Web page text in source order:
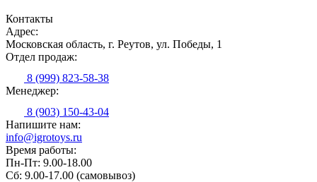
Контакты
Адрес:
Московская область, г. Реутов, ул. Победы, 1
Отдел продаж:
8 (999) 823-58-38
Менеджер:
8 (903) 150-43-04
Напишите нам:
info@igrotoys.ru
Время работы:
Пн-Пт: 9.00-18.00
Сб: 9.00-17.00 (самовывоз)